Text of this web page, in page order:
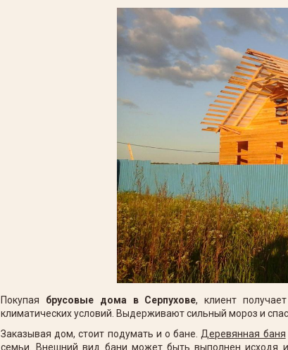
Покупая брусовые дома в Серпухове, клиент
климатических условий. Выдерживают сильный мороз и
Заказывая дом, стоит подумать и о бане. Деревянная баня
семьи. Внешний вид бани может быть выполнен исходя